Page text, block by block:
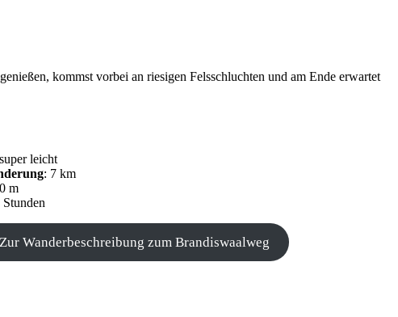
kommst vorbei an riesigen Felsschluchten und am Ende erwartet
leicht
: 7 km
m
Zur Wanderbeschreibung zum Brandiswaalweg